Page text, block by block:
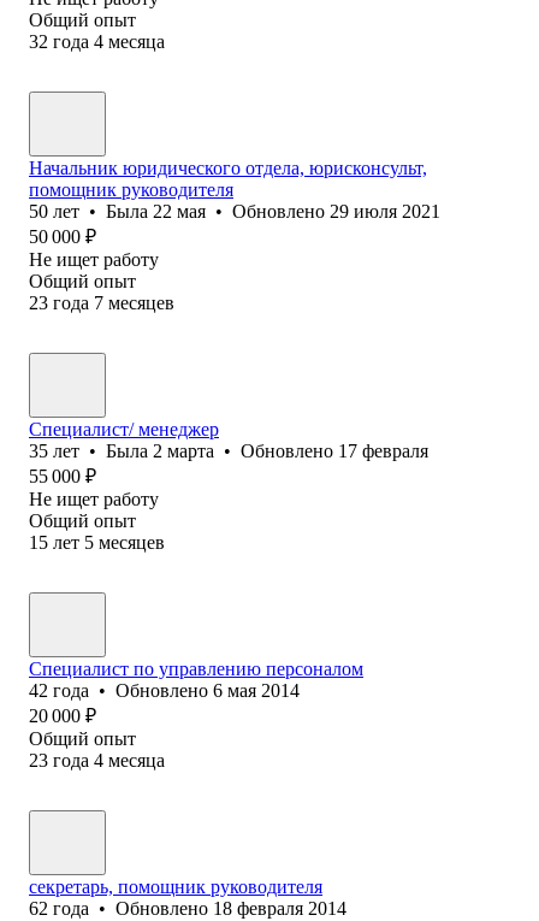
Общий опыт
32 года 4 месяца
Начальник юридического отдела, юрисконсульт,
помощник руководителя
50 лет • Была 22 мая • Обновлено 29 июля 2021
50 000 ₽
Не ищет работу
Общий опыт
23 года 7 месяцев
Специалист/ менеджер
35 лет • Была 2 марта • Обновлено 17 февраля
55 000 ₽
Не ищет работу
Общий опыт
15 лет 5 месяцев
Специалист по управлению персоналом
42 года • Обновлено 6 мая 2014
20 000 ₽
Общий опыт
23 года 4 месяца
секретарь, помощник руководителя
62 года • Обновлено 18 февраля 2014